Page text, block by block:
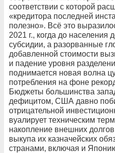
соответствии с которой
«кредитора последней
полезно». Всё это
2021 г., когда до
субсидии, а разорванные
добавленной стоимости
и падение уровня
поднимается новая волна
потребления на фоне
Бюджеты большинства
дефицитом, США давно
отрицательной
вуалирует техническим
накопление внешних
выкупа их казначейских
странами, включая и